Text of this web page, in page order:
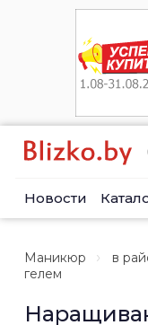
Новости
Маникюр в
гелем